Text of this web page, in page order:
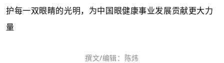
护每一双眼睛的光明，为中国眼健康事业发展贡献更大力
量
撰文/编辑：陈炜